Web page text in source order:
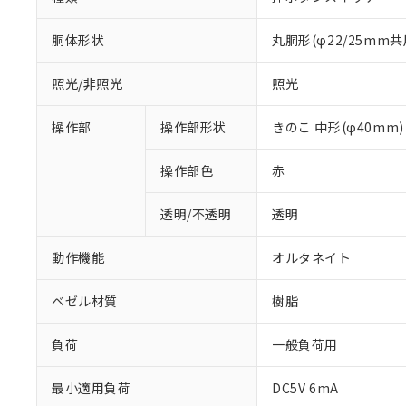
胴体形状 丸胴形(φ22/25mm共
照光/非照光 照光
操作部 操作部形状 きのこ 中形(φ40mm)
操作部色 赤
透明/不透明 透明
動作機能 オルタネイト
ベゼル材質 樹脂
負荷 一般負荷用
最小適用負荷 DC5V 6mA
※1 対応状況